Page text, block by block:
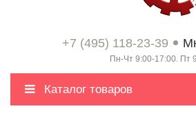
+7 (495) 118-23-39
Пн-Чт 9:00-17:00. Пт
Каталог товаров